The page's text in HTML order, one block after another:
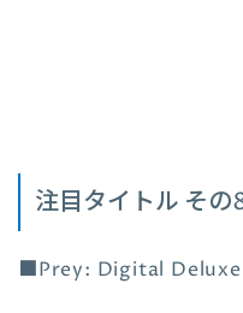
注目タイトル その
■Prey: Digital